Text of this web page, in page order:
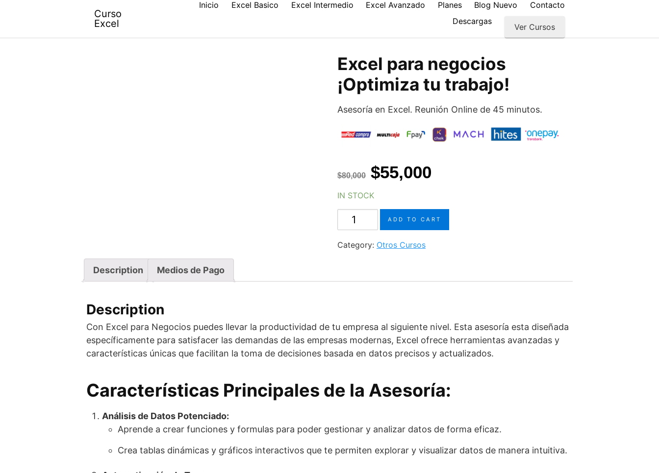
Curso
Excel
Inicio Excel Basico Excel Intermedio Excel Avanzado Planes Blog Nuevo
Contacto
Descargas
Ver Cursos
Excel para negocios
¡Optimiza tu trabajo!
Asesoría en Excel. Reunión Online de 45 minutos.
$80,000 $55,000
IN STOCK
Excel
¡Optimiza
ADD TO CART
Category: Otros Cursos
Description Medios de Pago
Description
Con Excel para Negocios puedes llevar la productividad de tu empresa al siguiente nivel. Esta asesoría esta diseñada
específicamente para satisfacer las demandas de las empresas modernas, Excel ofrece herramientas avanzadas y
características únicas que facilitan la toma de decisiones basada en datos precisos y actualizados.
Características Principales de la Asesoría:
Análisis de Datos Potenciado:
Aprende a crear funciones y formulas para poder gestionar y analizar datos de forma eficaz.
Crea tablas dinámicas y gráficos interactivos que te permiten explorar y visualizar datos de manera intuitiva.